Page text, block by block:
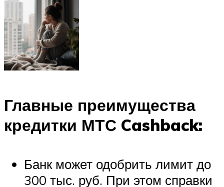
Главные преимущества
кредитки МТС Cashback:
Банк может одобрить лимит до
300 тыс. руб. При этом справки